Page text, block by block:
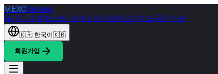
MEXCReview
MEXC 리뷰베스트 거래소수수료비교가이드국가기능
🇰🇷 한국어🇰🇷
회원가입